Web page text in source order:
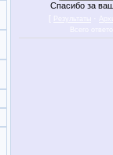
Спасибо за